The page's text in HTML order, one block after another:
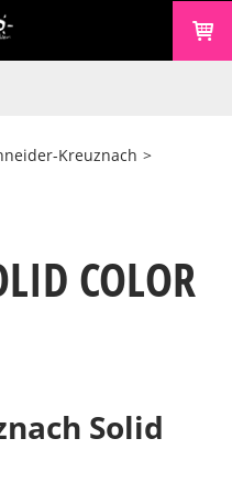
Kreuznach >
COLOR
Solid